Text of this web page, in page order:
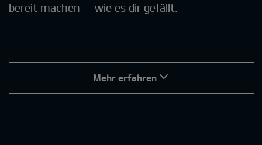
bereit machen – wie es dir gefällt.
Mehr erfahren